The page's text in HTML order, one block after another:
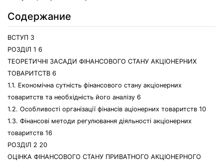
Содержание
ВСТУП 3
РОЗДІЛ 1 6
ТЕОРЕТИЧНІ ЗАСАДИ ФІНАНСОВОГО СТАНУ АКЦІОНЕРНИХ
ТОВАРИТСТВ 6
1.1. Економічна сутність фінансового стану акціонерних
товаритств та необхідність його аналізу 6
1.2. Особливості організації фінансів аціонерних товаритств 10
1.3. Фінансові методи регулювання діяльності акціонерних
товаритств 16
РОЗДІЛ 2 20
ОЦІНКА ФІНАНСОВОГО СТАНУ ПРИВАТНОГО АКЦІОНЕРНОГО